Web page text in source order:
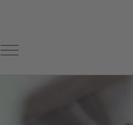
Hauptnavigation öffnen